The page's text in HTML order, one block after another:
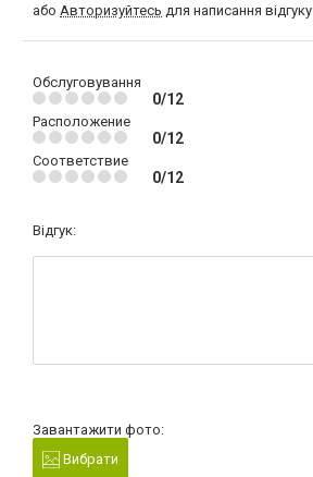
або Авторизуйтесь для написання відгуку
Обслуговування
0/12
Расположение
0/12
Соответствие
0/12
Відгук:
Завантажити фото:
Вибрати